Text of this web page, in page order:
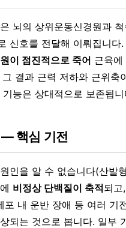
뇌의 상위운동신경원과
신호를 전달해 이뤄집니다.
이 점진적으로 죽어 근육에
결과 근력 저하와 근위축
능은 상대적으로 보존됩니
핵심 기전
인을 알 수 없습니다(산발
비정상 단백질이 축적되고
포 내 운반 장애 등 여러 기
되는 것으로 봅니다. 일부